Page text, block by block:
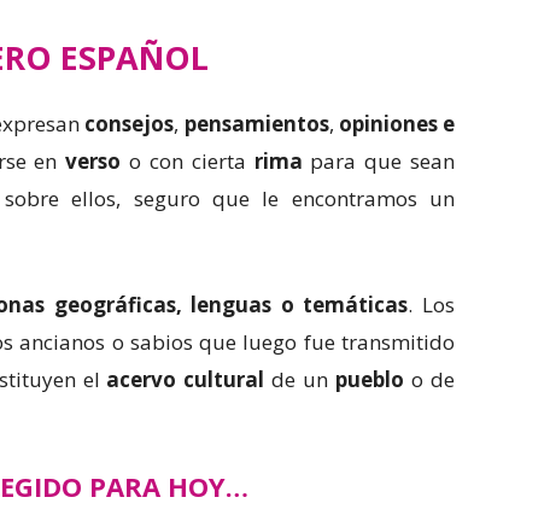
ESPAÑOL
consejos, pensamientos, opiniones e
enverso o con cierta rima para que sean
ellos, seguro que le encontramos un
geográficas, lenguas o temáticas. Los
ancianos o sabios que luego fue transmitido
el acervo cultural de un pueblo o de
PARA HOY…